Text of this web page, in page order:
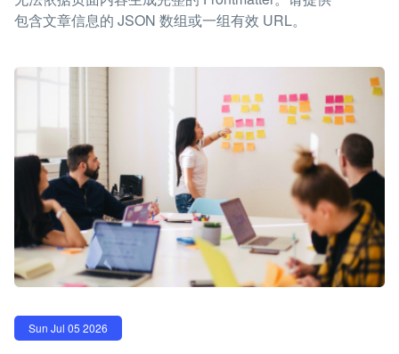
包含文章信息的 JSON 数组或一组有效 URL。
Sun Jul 05 2026